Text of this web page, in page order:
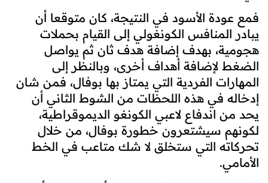
فمع عودة الأسود في النتيجة، كان متوقعا أن
يبادر المنافس الكونغولي إلى القيام بحملات
هجومية، بهدف إضافة هدف ثان ثم يواصل
الضغط لإضافة أهداف أخرى، وبالنظر إلى
المهارات الفردية التي يمتاز بها بوفال، فمن شان
إدخاله في هذه اللحظات من الشوط الثاني أن
يحد من اندفاع لاعبي الكونغو الديموقراطية،
لكونهم سيشتعرون خطورة بوفال، من خلال
تحركاته التي ستخلق لا شك متاعب في الخط
الأمامي.